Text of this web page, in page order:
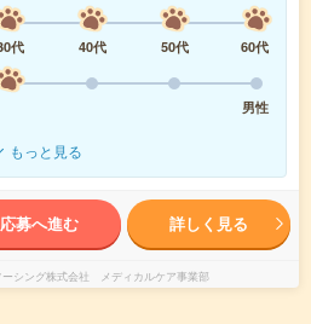
代 40代 50代
60代
男性
もっと見る
応募へ進む 詳しく見る
ーシング株式会社 メディカルケア事業部